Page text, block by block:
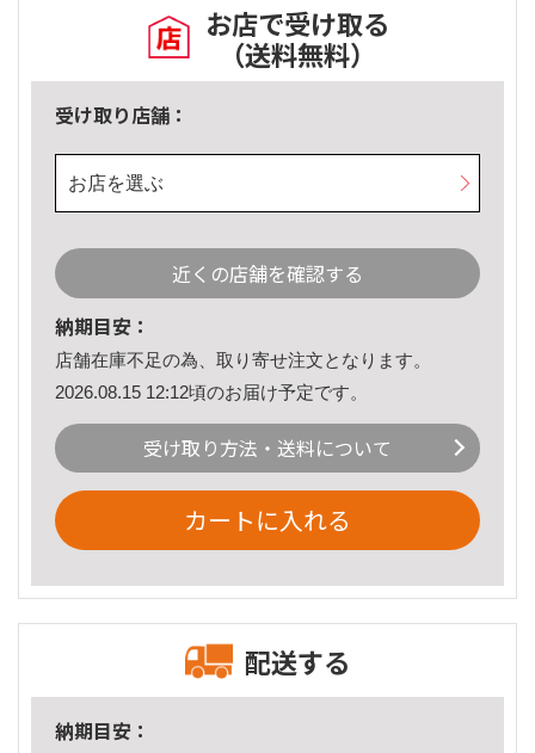
お店で受け取る
（送料無料）
受け取り店舗：
お店を選ぶ
近くの店舗を確認する
納期目安：
店舗在庫不足の為、取り寄せ注文となります。
2026.08.15 12:12頃のお届け予定です。
受け取り方法・送料について
カートに入れる
配送する
納期目安：